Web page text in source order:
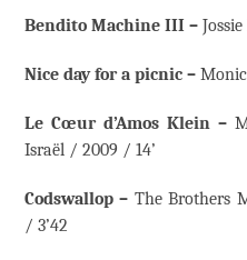
Bendito Machine III –
Nice day for a picnic –
Le Cœur d’Amos Klein –
Israël / 2009 / 14’
Codswallop – The Brothers
/ 3’42